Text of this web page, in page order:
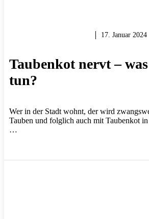
17. Januar 2024
Taubenkot nervt –
tun?
Wer in der Stadt wohnt, der wird
Tauben und folglich auch mit Taubenkot
…